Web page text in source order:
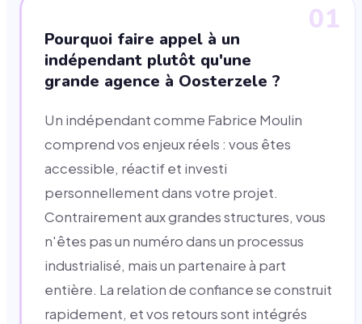
01
Pourquoi faire appel à un
indépendant plutôt qu'une
grande agence à Oosterzele ?
Un indépendant comme Fabrice Moulin
comprend vos enjeux réels : vous êtes
accessible, réactif et investi
personnellement dans votre projet.
Contrairement aux grandes structures, vous
n'êtes pas un numéro dans un processus
industrialisé, mais un partenaire à part
entière. La relation de confiance se construit
rapidement, et vos retours sont intégrés